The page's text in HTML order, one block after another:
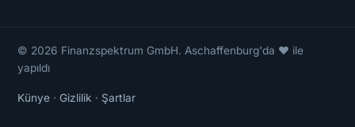
© 2026 Finanzspektrum GmbH. Aschaffenburg'da ❤ ile
yapıldı
Künye · Gizlilik · Şartlar